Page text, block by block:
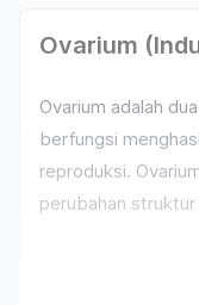
Ovarium
Ovarium adalah
berfungsi
reproduksi.
perubahan